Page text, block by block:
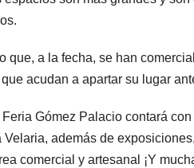
que, a la fecha, se han
acudan a apartar su lugar
Gómez Palacio contará
además de
comercial y artesanal ¡Y